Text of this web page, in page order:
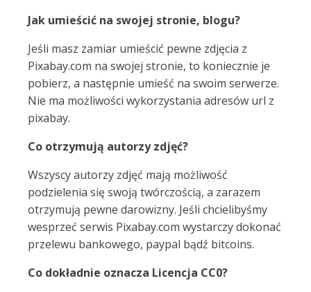
Jak umieścić na swojej stronie, blogu?
Jeśli masz zamiar umieścić pewne zdjęcia z
Pixabay.com na swojej stronie, to koniecznie je
pobierz, a następnie umieść na swoim serwerze.
Nie ma możliwości wykorzystania adresów url z
pixabay.
Co otrzymują autorzy zdjęć?
Wszyscy autorzy zdjęć mają możliwość
podzielenia się swoją twórczością, a zarazem
otrzymują pewne darowizny. Jeśli chcielibyśmy
wesprzeć serwis Pixabay.com wystarczy dokonać
przelewu bankowego, paypal bądź bitcoins.
Co dokładnie oznacza Licencja CC0?